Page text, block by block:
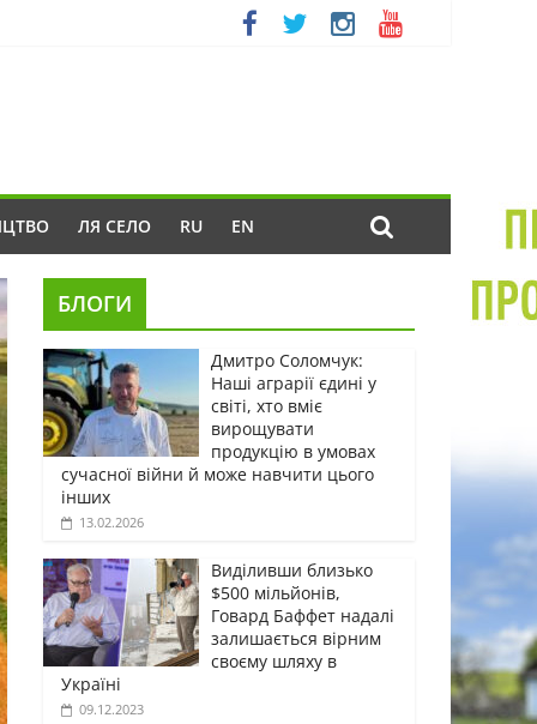
ЛЯ СЕЛО RU EN
БЛОГИ
Дмитро Соломчук:
Наші аграрії єдині у
світі, хто вміє
вирощувати
продукцію в умовах
сучасної війни й може навчити цього
інших
13.02.2026
Виділивши близько
$500 мільйонів,
Говард Баффет надалі
залишається вірним
своєму шляху в
Україні
09.12.2023